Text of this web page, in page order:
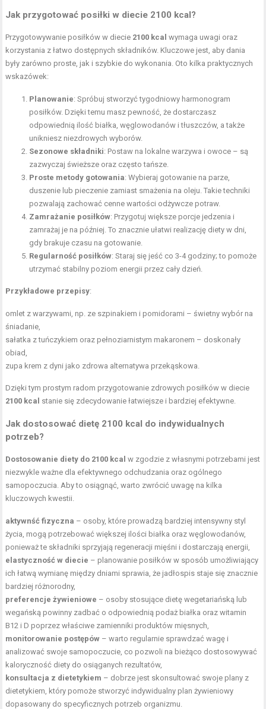
Jak przygotować posiłki w diecie 2100 kcal?
Przygotowywanie posiłków w diecie 2100 kcal wymaga uwagi oraz
korzystania z łatwo dostępnych składników. Kluczowe jest, aby dania
były zarówno proste, jak i szybkie do wykonania. Oto kilka praktycznych
wskazówek:
Planowanie: Spróbuj stworzyć tygodniowy harmonogram
posiłków. Dzięki temu masz pewność, że dostarczasz
odpowiednią ilość białka, węglowodanów i tłuszczów, a także
unikniesz niezdrowych wyborów.
Sezonowe składniki: Postaw na lokalne warzywa i owoce – są
zazwyczaj świeższe oraz często tańsze.
Proste metody gotowania: Wybieraj gotowanie na parze
duszenie lub pieczenie zamiast smażenia na oleju. Takie techniki
pozwalają zachować cenne wartości odżywcze potraw.
Zamrażanie posiłków: Przygotuj większe porcje jedzenia i
zamrażaj je na później. To znacznie ułatwi realizację diety w dni,
gdy brakuje czasu na gotowanie.
Regularność posiłków: Staraj się jeść co 3-4 godziny; to pomoże
utrzymać stabilny poziom energii przez cały dzień.
Przykładowe przepisy:
omlet z warzywami, np. ze szpinakiem i pomidorami – świetny wybór na
śniadanie,
sałatka z tuńczykiem oraz pełnoziarnistym makaronem – doskonały
obiad,
zupa krem z dyni jako zdrowa alternatywa przekąskowa.
Dzięki tym prostym radom przygotowanie zdrowych posiłków w diecie
2100 kcal stanie się zdecydowanie łatwiejsze i bardziej efektywne.
Jak dostosować dietę 2100 kcal do indywidualnych
potrzeb?
Dostosowanie diety do 2100 kcal w zgodzie z własnymi potrzebami jest
niezwykle ważne dla efektywnego odchudzania oraz ogólnego
samopoczucia. Aby to osiągnąć, warto zwrócić uwagę na kilka
kluczowych kwestii.
aktywnść fizyczna – osoby, które prowadzą bardziej intensywny styl
życia, mogą potrzebować większej ilości białka oraz węglowodanów,
ponieważ te składniki sprzyjają regeneracji mięśni i dostarczają energii,
elastyczność w diecie – planowanie posiłków w sposób umożliwiający
ich łatwą wymianę między dniami sprawia, że jadłospis staje się znacznie
bardziej różnorodny,
preferencje żywieniowe – osoby stosujące dietę wegetariańską lub
wegańską powinny zadbać o odpowiednią podaż białka oraz witamin
B12 i D poprzez właściwe zamienniki produktów mięsnych,
monitorowanie postępów – warto regularnie sprawdzać wagę i
analizować swoje samopoczucie, co pozwoli na bieżąco dostosowywać
kaloryczność diety do osiąganych rezultatów,
konsultacja z dietetykiem – dobrze jest skonsultować swoje plany z
dietetykiem, który pomoże stworzyć indywidualny plan żywieniowy
dopasowany do specyficznych potrzeb organizmu.